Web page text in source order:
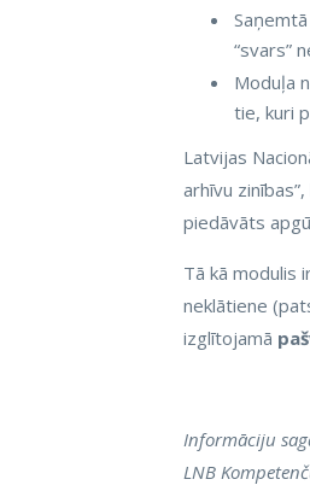
“svars”
Moduļa
tie, kuri
Latvijas
arhīvu
piedāvāts
Tā kā modulis
neklātiene
izglītojamā
Informāciju
LNB